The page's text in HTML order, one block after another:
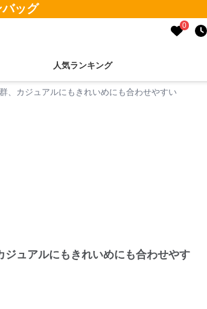
ッグ
0
人気ランキング
、カジュアルにもきれいめにも合わせやすい
ュアルにもきれいめにも合わせやす